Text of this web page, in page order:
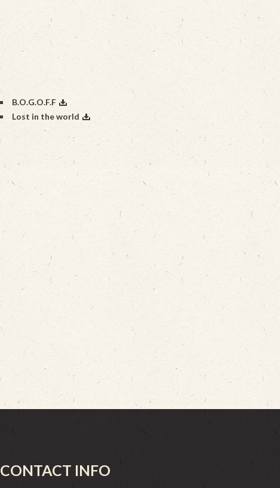
B.O.G.O.F.F
Lost in the world
CONTACT INFO